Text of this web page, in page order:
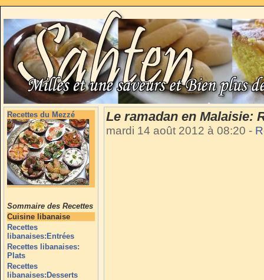
Recettes du Mezzé
Sommaire des Recettes
Cuisine libanaise
Recettes
libanaises:Entrées
Recettes libanaises:
Plats
Recettes
libanaises:Desserts
Le ramadan en Malaisie:
mardi 14 août 2012 à 08:20 -